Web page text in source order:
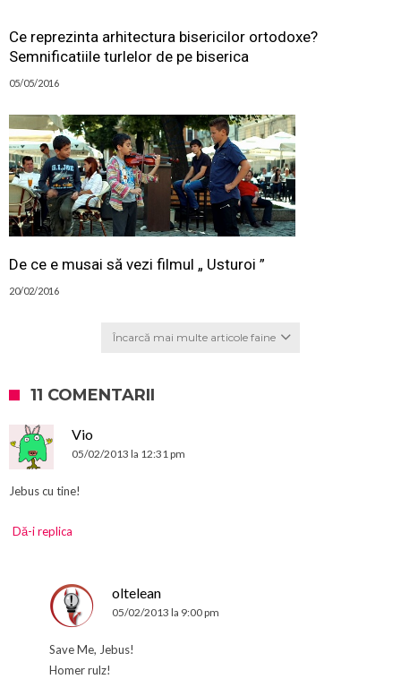
Ce reprezinta arhitectura bisericilor ortodoxe?
Semnificatiile turlelor de pe biserica
05/05/2016
De ce e musai să vezi filmul „ Usturoi ”
20/02/2016
Încarcă mai multe articole faine
11 COMENTARII
Vio
05/02/2013 la 12:31 pm
Jebus cu tine!
Dă-i replica
oltelean
05/02/2013 la 9:00 pm
Save Me, Jebus!
Homer rulz!